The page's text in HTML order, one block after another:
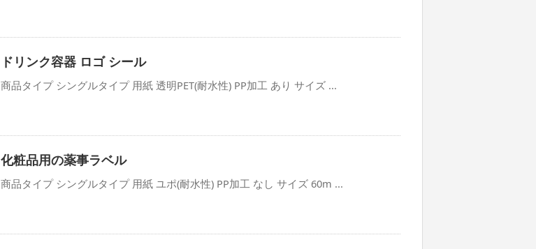
ドリンク容器 ロゴ シール
商品タイプ シングルタイプ 用紙 透明PET(耐水性) PP加工 あり サイズ ...
化粧品用の薬事ラベル
商品タイプ シングルタイプ 用紙 ユポ(耐水性) PP加工 なし サイズ 60m ...